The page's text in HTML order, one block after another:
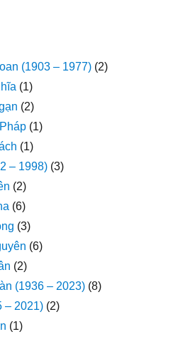
(1903 – 1977) (2)
(1)
(2)
(1)
(1)
– 1998) (3)
(2)
(6)
(3)
(6)
(2)
(1936 – 2023) (8)
– 2021) (2)
(1)